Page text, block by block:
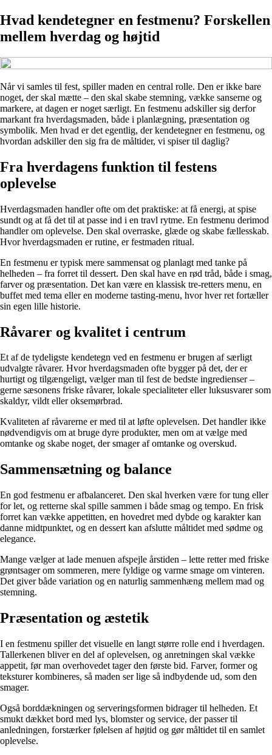
Hvad kendetegner en festmenu? Forskellen
mellem hverdag og højtid
Når vi samles til fest, spiller maden en central rolle. Den er ikke bare
noget, der skal mætte – den skal skabe stemning, vække sanserne og
markere, at dagen er noget særligt. En festmenu adskiller sig derfor
markant fra hverdagsmaden, både i planlægning, præsentation og
symbolik. Men hvad er det egentlig, der kendetegner en festmenu, og
hvordan adskiller den sig fra de måltider, vi spiser til daglig?
Fra hverdagens funktion til festens
oplevelse
Hverdagsmaden handler ofte om det praktiske: at få energi, at spise
sundt og at få det til at passe ind i en travl rytme. En festmenu derimod
handler om oplevelse. Den skal overraske, glæde og skabe fællesskab.
Hvor hverdagsmaden er rutine, er festmaden ritual.
En festmenu er typisk mere sammensat og planlagt med tanke på
helheden – fra forret til dessert. Den skal have en rød tråd, både i smag,
farver og præsentation. Det kan være en klassisk tre-retters menu, en
buffet med tema eller en moderne tasting-menu, hvor hver ret fortæller
sin egen lille historie.
Råvarer og kvalitet i centrum
Et af de tydeligste kendetegn ved en festmenu er brugen af særligt
udvalgte råvarer. Hvor hverdagsmaden ofte bygger på det, der er
hurtigt og tilgængeligt, vælger man til fest de bedste ingredienser –
gerne sæsonens friske råvarer, lokale specialiteter eller luksusvarer som
skaldyr, vildt eller oksemørbrad.
Kvaliteten af råvarerne er med til at løfte oplevelsen. Det handler ikke
nødvendigvis om at bruge dyre produkter, men om at vælge med
omtanke og skabe noget, der smager af omtanke og overskud.
Sammensætning og balance
En god festmenu er afbalanceret. Den skal hverken være for tung eller
for let, og retterne skal spille sammen i både smag og tempo. En frisk
forret kan vække appetitten, en hovedret med dybde og karakter kan
danne midtpunktet, og en dessert kan afslutte måltidet med sødme og
elegance.
Mange vælger at lade menuen afspejle årstiden – lette retter med friske
grøntsager om sommeren, mere fyldige og varme smage om vinteren.
Det giver både variation og en naturlig sammenhæng mellem mad og
stemning.
Præsentation og æstetik
I en festmenu spiller det visuelle en langt større rolle end i hverdagen.
Tallerkenen bliver en del af oplevelsen, og anretningen skal vække
appetit, før man overhovedet tager den første bid. Farver, former og
teksturer kombineres, så maden ser lige så indbydende ud, som den
smager.
Også borddækningen og serveringsformen bidrager til helheden. Et
smukt dækket bord med lys, blomster og service, der passer til
anledningen, forstærker følelsen af højtid og gør måltidet til en samlet
oplevelse.